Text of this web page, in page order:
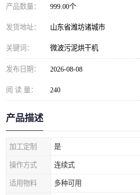
产品数量： 999.00个
发货地址： 山东省潍坊诸城市
关键词： 微波污泥烘干机
发布日期： 2026-08-08
阅 读 量： 240
产品描述
加工定制 是
操作方式 连续式
适用物料 多种可用